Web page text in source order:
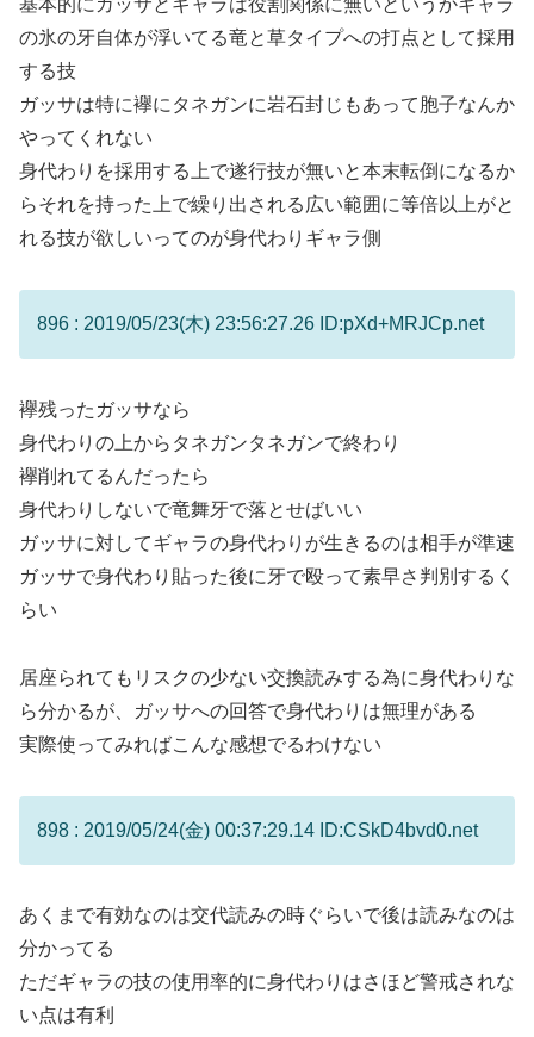
基本的にガッサとギャラは役割関係に無いというかギャラ
の氷の牙自体が浮いてる竜と草タイプへの打点として採用
する技
ガッサは特に襷にタネガンに岩石封じもあって胞子なんか
やってくれない
身代わりを採用する上で遂行技が無いと本末転倒になるか
らそれを持った上で繰り出される広い範囲に等倍以上がと
れる技が欲しいってのが身代わりギャラ側
896 : 2019/05/23(木) 23:56:27.26 ID:pXd+MRJCp.net
襷残ったガッサなら
身代わりの上からタネガンタネガンで終わり
襷削れてるんだったら
身代わりしないで竜舞牙で落とせばいい
ガッサに対してギャラの身代わりが生きるのは相手が準速
ガッサで身代わり貼った後に牙で殴って素早さ判別するく
らい
居座られてもリスクの少ない交換読みする為に身代わりな
ら分かるが、ガッサへの回答で身代わりは無理がある
実際使ってみればこんな感想でるわけない
898 : 2019/05/24(金) 00:37:29.14 ID:CSkD4bvd0.net
あくまで有効なのは交代読みの時ぐらいで後は読みなのは
分かってる
ただギャラの技の使用率的に身代わりはさほど警戒されな
い点は有利